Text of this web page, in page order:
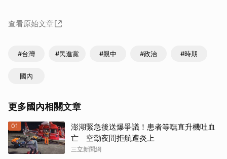
查看原始文章
#台灣 #民進黨 #親中 #政治 #時期
國內
更多國內相關文章
01
澎湖緊急後送爆爭議！患者等嘸直升機吐血
亡 空勤夜間拒航遭炎上
三立新聞網